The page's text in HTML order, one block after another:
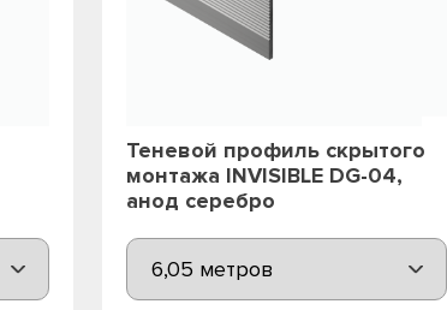
Теневой профиль скрытого
монтажа INVISIBLE DG-04,
анод серебро